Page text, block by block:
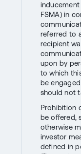
FSMA) in
referred to
recipient
upon by
to which
be
should not
Prohibition
be offered,
otherwise
investor
defined in